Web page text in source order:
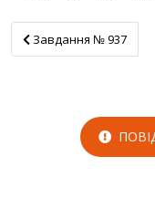
Завдання № 937
Завдання № 937